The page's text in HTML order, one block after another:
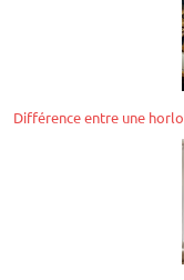
Différence entre une